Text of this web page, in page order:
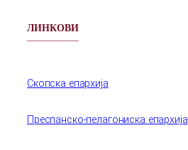
ЛИНКОВИ
Скопска епархија
Преспанско-пелагониска епархија